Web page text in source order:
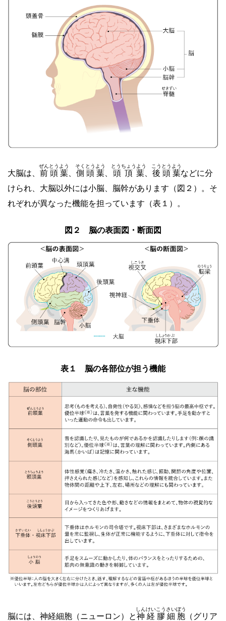
大脳は、 前頭葉
ぜんとうよう
側頭葉
そくとうよう
頭頂葉
とうちょうよう
後頭葉
こうとうよう
などに分
けられ、大脳以外には小脳、脳幹があります（図２）。そ
れぞれが異なった機能を担っています（表１）。
図２ 脳の表面図・断面図
表１ 脳の各部位が担う機能
脳には、神経細胞（ニューロン）と神経膠細胞
しんけいこうさいぼう
（グリア